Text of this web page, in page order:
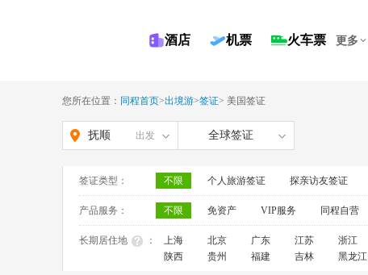
酒店 机票 火车票 更多
您所在位置： 同程首页>出境游>签证> 美国签证
抚顺 出发 全球签证
签证类型： 不限 个人旅游签证 探亲访友签证
产品服务： 不限 免资产 VIP服务 同程自营
长期居住地 ： 上海 北京 广东 江苏 浙江
陕西
贵州 福建 吉林 黑龙江